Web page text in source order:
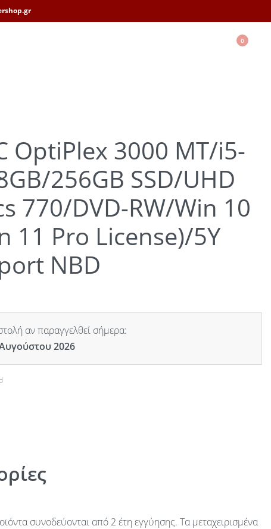
0
OptiPlex 3000 MT/i5-
256GB SSD/UHD
770/DVD-RW/Win 10
11 Pro License)/5Y
NBD
αν παραγγελθεί σήμερα:
2026
συνοδεύονται από 2 έτη εγγύησης. Τα μεταχειρισμένα